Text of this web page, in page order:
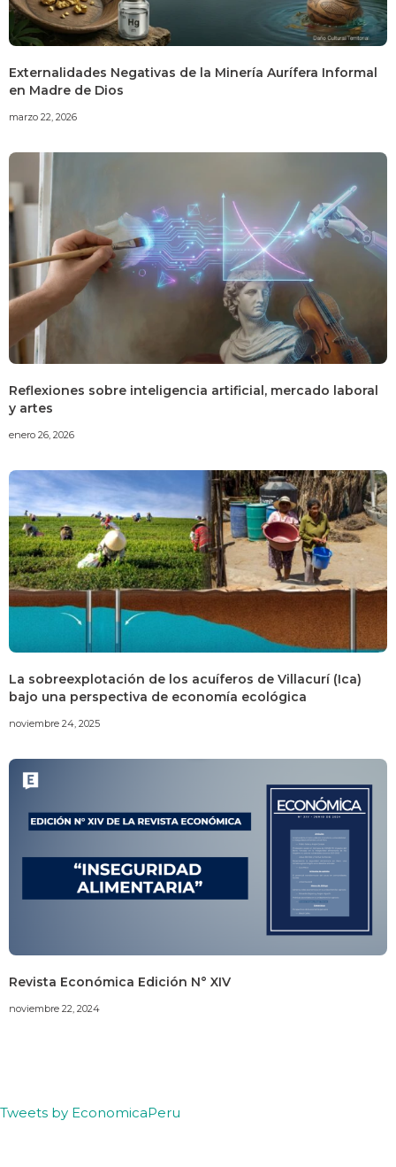
Externalidades Negativas de la Minería Aurífera Informal
en Madre de Dios
marzo 22, 2026
Reflexiones sobre inteligencia artificial, mercado laboral
y artes
enero 26, 2026
La sobreexplotación de los acuíferos de Villacurí (Ica)
bajo una perspectiva de economía ecológica
noviembre 24, 2025
Revista Económica Edición N° XIV
noviembre 22, 2024
Tweets by EconomicaPeru